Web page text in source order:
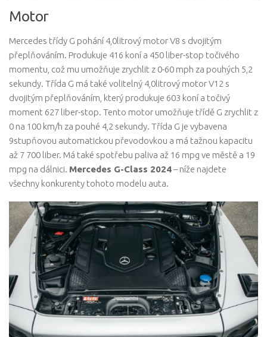
Motor
Mercedes třídy G pohání 4,0litrový motor V8 s dvojitým
přeplňováním. Produkuje 416 koní a 450 liber-stop točivého
momentu, což mu umožňuje zrychlit z 0-60 mph za pouhých 5,2
sekundy. Třída G má také volitelný 4,0litrový motor V12 s
dvojitým přeplňováním, který produkuje 603 koní a točivý
moment 627 liber-stop. Tento motor umožňuje třídě G zrychlit z
0 na 100 km/h za pouhé 4,2 sekundy. Třída G je vybavena
9stupňovou automatickou převodovkou a má tažnou kapacitu
až 7 700 liber. Má také spotřebu paliva až 16 mpg ve městě a 19
mpg na dálnici. Mercedes G-Class 2024– níže najdete
všechny konkurenty tohoto modelu auta.